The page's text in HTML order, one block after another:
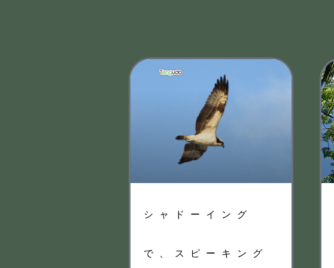
シャドーイング
で、スピーキング